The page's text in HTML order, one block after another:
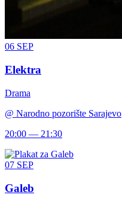
06 SEP
Elektra
Drama
@ Narodno pozorište Sarajevo
20:00 — 21:30
07 SEP
Galeb